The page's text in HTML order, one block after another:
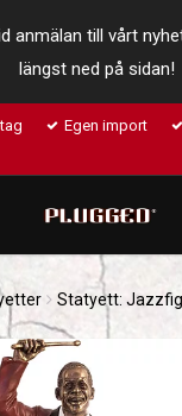
anmälan till vårt
längst ned på sidan!
Egen import
Statyett: